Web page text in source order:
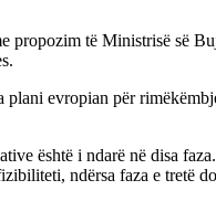
propozim të Ministrisë së
plani evropian për
është i ndarë në disa
ndërsa faza e tretë